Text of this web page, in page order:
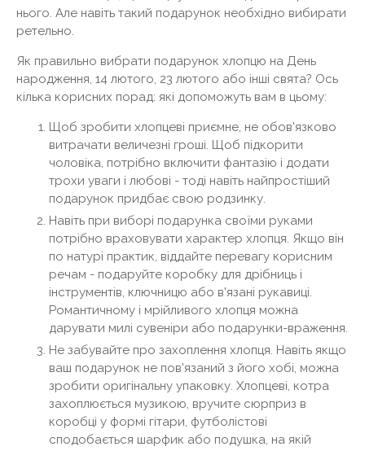
нього. Але навіть такий подарунок необхідно вибирати
ретельно.
Як правильно вибрати подарунок хлопцю на День
народження, 14 лютого, 23 лютого або інші свята? Ось
кілька корисних порад: які допоможуть вам в цьому:
Щоб зробити хлопцеві приємне, не обов'язково
витрачати величезні гроші. Щоб підкорити
чоловіка, потрібно включити фантазію і додати
трохи уваги і любові - тоді навіть найпростіший
подарунок придбає свою родзинку.
Навіть при виборі подарунка своїми руками
потрібно враховувати характер хлопця. Якщо він
по натурі практик, віддайте перевагу корисним
речам - подаруйте коробку для дрібниць і
інструментів, ключницю або в'язані рукавиці.
Романтичному і мрійливого хлопця можна
дарувати милі сувеніри або подарунки-враження.
Не забувайте про захоплення хлопця. Навіть якщо
ваш подарунок не пов'язаний з його хобі, можна
зробити оригінальну упаковку. Хлопцеві, котра
захоплюється музикою, вручите сюрприз в
коробці у формі гітари, футболістові
сподобається шарфик або подушка, на якій